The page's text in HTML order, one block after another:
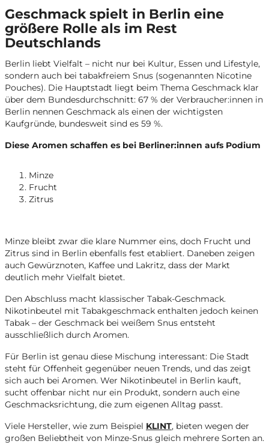
Geschmack spielt in Berlin eine
größere Rolle als im Rest
Deutschlands
Berlin liebt Vielfalt – nicht nur bei Kultur, Essen und Lifestyle,
sondern auch bei tabakfreiem Snus (sogenannten Nicotine
Pouches). Die Hauptstadt liegt beim Thema Geschmack klar
über dem Bundesdurchschnitt: 67 % der Verbraucher:innen in
Berlin nennen Geschmack als einen der wichtigsten
Kaufgründe, bundesweit sind es 59 %.
Diese Aromen schaffen es bei Berliner:innen aufs Podium
Minze
Frucht
Zitrus
Minze bleibt zwar die klare Nummer eins, doch Frucht und
Zitrus sind in Berlin ebenfalls fest etabliert. Daneben zeigen
auch Gewürznoten, Kaffee und Lakritz, dass der Markt
deutlich mehr Vielfalt bietet.
Den Abschluss macht klassischer Tabak-Geschmack.
Nikotinbeutel mit Tabakgeschmack enthalten jedoch keinen
Tabak – der Geschmack bei weißem Snus entsteht
ausschließlich durch Aromen.
Für Berlin ist genau diese Mischung interessant: Die Stadt
steht für Offenheit gegenüber neuen Trends, und das zeigt
sich auch bei Aromen. Wer Nikotinbeutel in Berlin kauft,
sucht offenbar nicht nur ein Produkt, sondern auch eine
Geschmacksrichtung, die zum eigenen Alltag passt.
Viele Hersteller, wie zum Beispiel KLINT, bieten wegen der
großen Beliebtheit von Minze-Snus gleich mehrere Sorten an.